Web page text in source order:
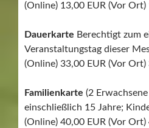
(Online) 13,00 EUR (Vor Ort)
Dauerkarte Berechtigt zum
Veranstaltungstag dieser
(Online) 33,00 EUR (Vor Ort)
Familienkarte (2
einschließlich 15 Jahre;
(Online) 40,00 EUR (Vor Ort)